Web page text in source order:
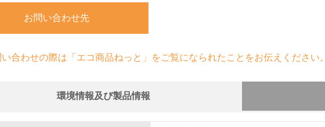
お問い合わせ先
合わせの際は「エコ商品ねっと」をご覧になられたことをお伝えください。
環境情報及び製品情報